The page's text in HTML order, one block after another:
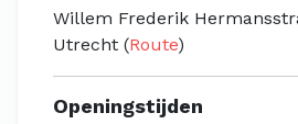
Willem Frederik
Utrecht (Route)
Openingstijden